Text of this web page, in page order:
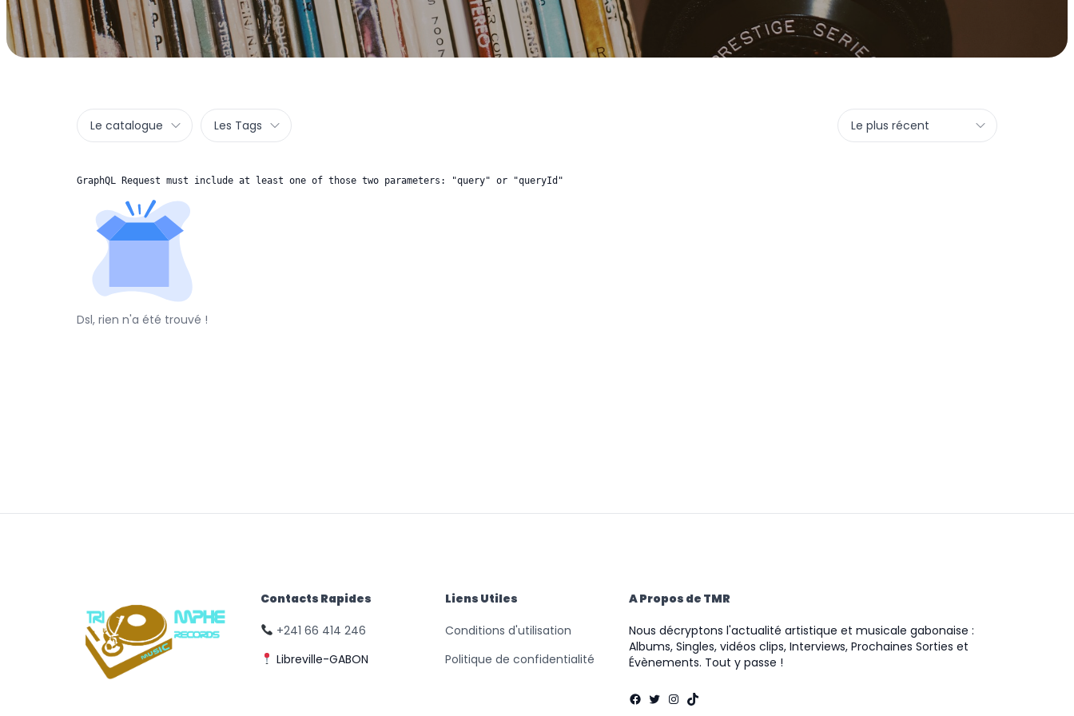
Le catalogue Les Tags Le plus récent
GraphQL Request must include at least one of those two parameters: "query" or "queryId"
Dsl, rien n'a été trouvé !
Contacts Rapides
+241 66 414 246
Libreville-GABON
Liens Utiles
Conditions d'utilisation
Politique de confidentialité
A Propos de TMR
Nous décryptons l'actualité artistique et musicale gabonaise :
Albums, Singles, vidéos clips, Interviews, Prochaines Sorties et
Évènements. Tout y passe !
Facebook
Twitter
Instagram
TikTok